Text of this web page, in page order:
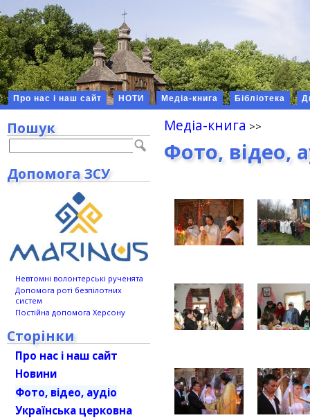
Про нас і наш сайт НОТИ Медіа-книга Бібліотека
Медіа-книга
Фото, відео,
Пошук
Допомога ЗСУ
Невтомні волонтерські рученята
Допомога роті безпілотних
систем
Постійна допомога Херсону
Сторінки
Про нас і наш сайт
Новини
Фото, відео, аудіо
Українська церковна